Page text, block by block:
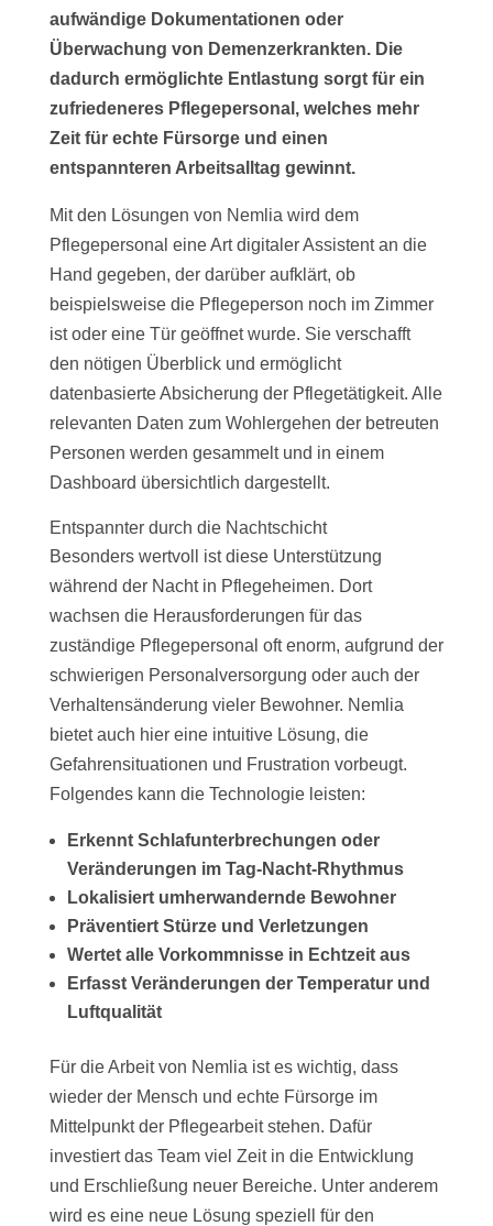
aufwändige Dokumentationen oder
Überwachung von Demenzerkrankten. Die
dadurch ermöglichte Entlastung sorgt für ein
zufriedeneres Pflegepersonal, welches mehr
Zeit für echte Fürsorge und einen
entspannteren Arbeitsalltag gewinnt.
Mit den Lösungen von Nemlia wird dem
Pflegepersonal eine Art digitaler Assistent an die
Hand gegeben, der darüber aufklärt, ob
beispielsweise die Pflegeperson noch im Zimmer
ist oder eine Tür geöffnet wurde. Sie verschafft
den nötigen Überblick und ermöglicht
datenbasierte Absicherung der Pflegetätigkeit. Alle
relevanten Daten zum Wohlergehen der betreuten
Personen werden gesammelt und in einem
Dashboard übersichtlich dargestellt.
Entspannter durch die Nachtschicht
Besonders wertvoll ist diese Unterstützung
während der Nacht in Pflegeheimen. Dort
wachsen die Herausforderungen für das
zuständige Pflegepersonal oft enorm, aufgrund der
schwierigen Personalversorgung oder auch der
Verhaltensänderung vieler Bewohner. Nemlia
bietet auch hier eine intuitive Lösung, die
Gefahrensituationen und Frustration vorbeugt.
Folgendes kann die Technologie leisten:
Erkennt Schlafunterbrechungen oder
Veränderungen im Tag-Nacht-Rhythmus
Lokalisiert umherwandernde Bewohner
Präventiert Stürze und Verletzungen
Wertet alle Vorkommnisse in Echtzeit aus
Erfasst Veränderungen der Temperatur und
Luftqualität
Für die Arbeit von Nemlia ist es wichtig, dass
wieder der Mensch und echte Fürsorge im
Mittelpunkt der Pflegearbeit stehen. Dafür
investiert das Team viel Zeit in die Entwicklung
und Erschließung neuer Bereiche. Unter anderem
wird es eine neue Lösung speziell für den